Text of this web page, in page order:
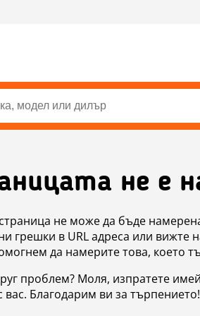
не е
не може да бъде
грешки в URL адреса или вижте
да намерите това, което
проблем? Моля, изпратете
Благодарим ви за търпението!